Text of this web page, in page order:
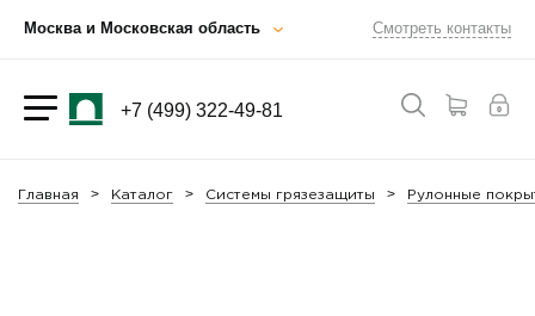
Москва и Московская область Смотреть контакты
+7 (499) 322-49-81
Главная Каталог Системы грязезащиты Рулонные